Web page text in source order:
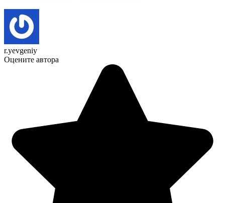
r.yevgeniy
Оцените автора